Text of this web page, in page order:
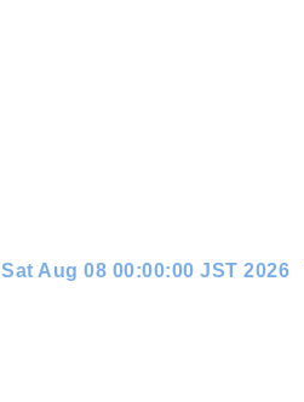
Sat Aug 08 00:00:00 JST 2026